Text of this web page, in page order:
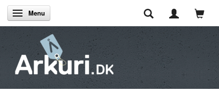
Skifte navigation
Menu